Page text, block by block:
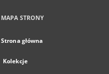
MAPA STRONY
Strona główna
Kolekcje